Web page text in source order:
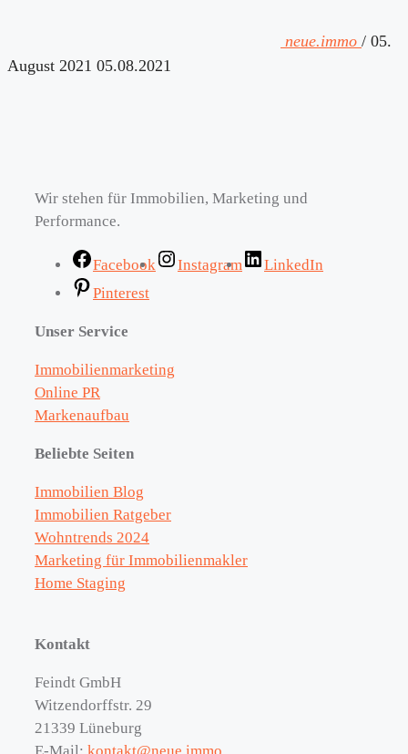
neue.immo / 05.
August 2021 05.08.2021
Wir stehen für Immobilien, Marketing und
Performance.
Facebook Instagram
LinkedIn
Pinterest
Unser Service
Immobilienmarketing
Online PR
Markenaufbau
Beliebte Seiten
Immobilien Blog
Immobilien Ratgeber
Wohntrends 2024
Marketing für Immobilienmakler
Home Staging
Kontakt
Feindt GmbH
Witzendorffstr. 29
21339 Lüneburg